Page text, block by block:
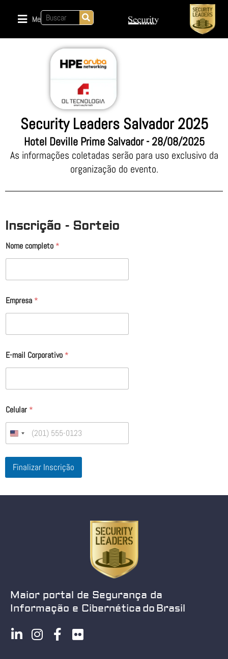
Menu
Security Leaders Salvador 2025
Hotel Deville Prime Salvador - 28/08/2025
As informações coletadas serão para uso exclusivo da
organização do evento.
Inscrição - Sorteio
Nome completo *
Empresa *
E-mail Corporativo *
Celular *
United States +1
Finalizar Inscrição
Maior portal de Segurança da
Informação e Cibernética do Brasil